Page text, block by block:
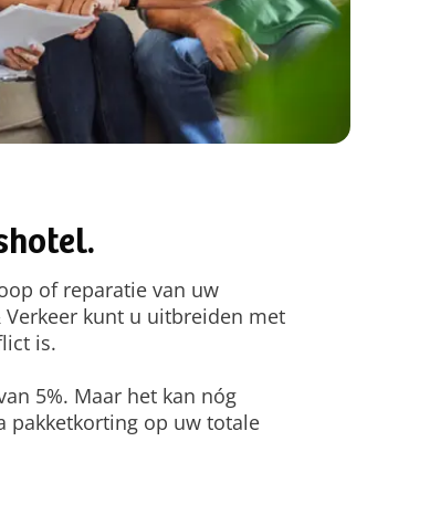
of reparatie van uw
kunt u uitbreiden met
is.
5%. Maar het kan nóg
pakketkorting op uw totale